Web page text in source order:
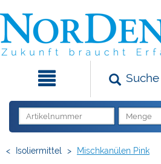
Suche
< Isoliermittel > Mischkanülen Pink